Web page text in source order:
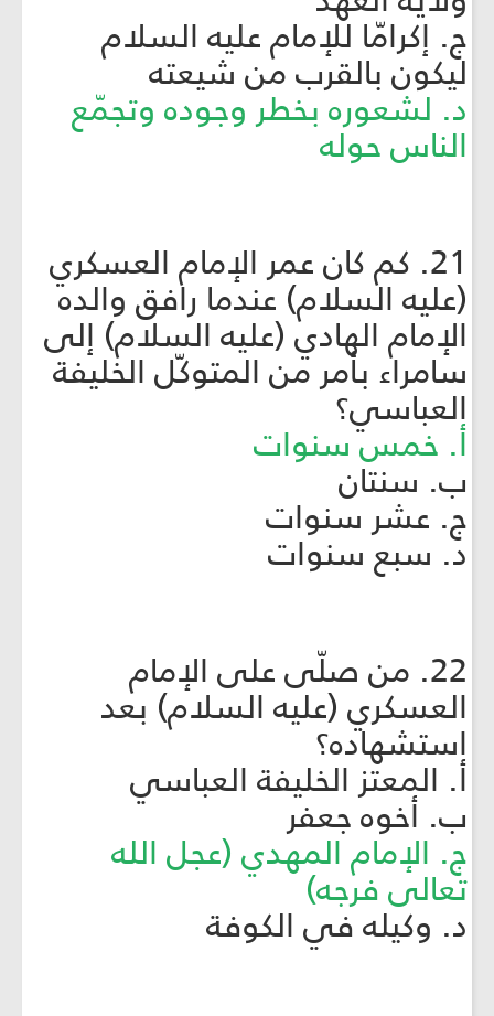
ج. إكرامّا للإمام عليه السلام
ليكون بالقرب من شيعته
د. لشعوره بخطر وجوده وتجمّع
الناس حوله
21. كم كان عمر الإمام العسكري
(عليه السلام) عندما رافق والده
الإمام الهادي (عليه السلام) إلى
سامراء بأمر من المتوكّل الخليفة
العباسي؟
أ. خمس سنوات
ب. سنتان
ج. عشر سنوات
د. سبع سنوات
22. من صلّى على الإمام
العسكري (عليه السلام) بعد
استشهاده؟
أ. المعتز الخليفة العباسي
ب. أخوه جعفر
ج. الإمام المهدي (عجل الله
تعالى فرجه)
د. وكيله في الكوفة